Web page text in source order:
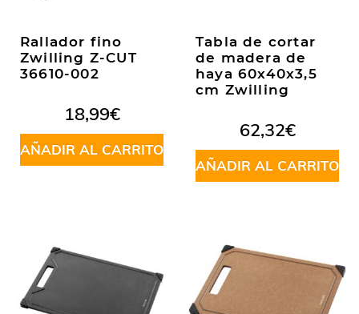
Rallador fino
Zwilling Z-CUT
36610-002
18,99€
AÑADIR AL CARRITO
Tabla de cortar
de madera de
haya 60x40x3,5
cm Zwilling
62,32€
AÑADIR AL CARRITO